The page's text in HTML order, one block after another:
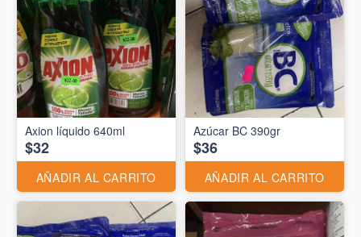
Axion líquido 640ml
$32
AÑADIR AL CARRITO
Azúcar BC 390gr
$36
AÑADIR AL CARRITO